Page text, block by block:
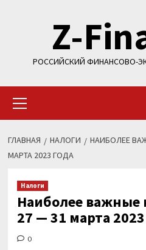
содержимомуZ-
РОССИЙСКИЙ ФИНАНСОВО-
меню
ГЛАВНАЯ НАЛОГИ
НАИБОЛЕЕ
МАРТА 2023 ГОДА
Налоги
Наиболее важные
27 — 31 марта
0